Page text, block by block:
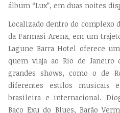
álbum “Lux”, em duas noites
Localizado dentro do complexo
da Farmasi Arena, em um
Lagune Barra Hotel oferece
quem viaja ao Rio de
grandes shows, como o de
diferentes estilos musicais
brasileira e internacional.
Baco Exu do Blues, Barão